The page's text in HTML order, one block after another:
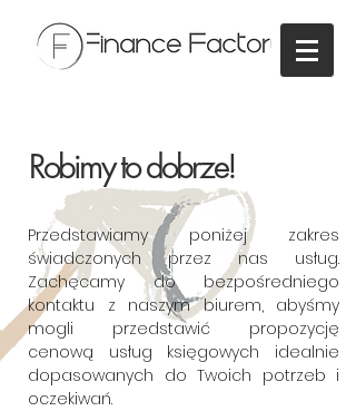
Robimy to dobrze!
Przedstawiamy poniżej zakres
świadczonych przez nas usług.
Zachęcamy do bezpośredniego
kontaktu z naszym biurem, abyśmy
mogli przedstawić propozycję
cenową usług księgowych idealnie
dopasowanych do Twoich potrzeb i
oczekiwań.